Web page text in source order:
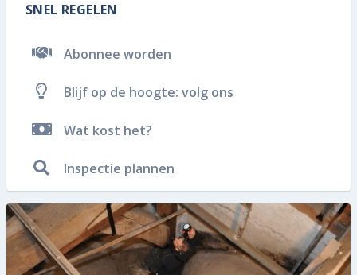
SNEL REGELEN
Abonnee worden
Blijf op de hoogte: volg ons
Wat kost het?
Inspectie plannen